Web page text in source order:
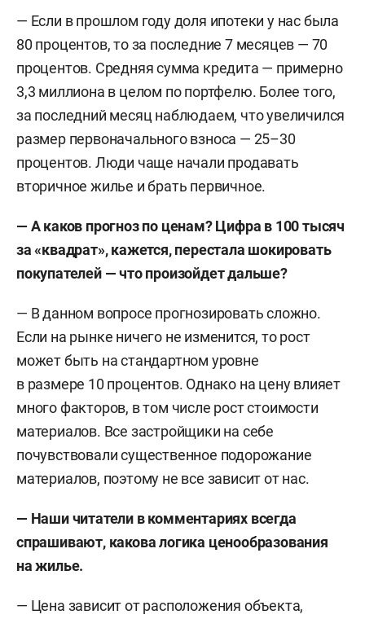
— Если в прошлом году доля ипотеки у нас была
80 процентов, то за последние 7 месяцев — 70
процентов. Средняя сумма кредита — примерно
3,3 миллиона в целом по портфелю. Более того,
за последний месяц наблюдаем, что увеличился
размер первоначального взноса — 25–30
процентов. Люди чаще начали продавать
вторичное жилье и брать первичное.
— А каков прогноз по ценам? Цифра в 100 тысяч
за «квадрат», кажется, перестала шокировать
покупателей — что произойдет дальше?
— В данном вопросе прогнозировать сложно.
Если на рынке ничего не изменится, то рост
может быть на стандартном уровне
в размере 10 процентов. Однако на цену влияет
много факторов, в том числе рост стоимости
материалов. Все застройщики на себе
почувствовали существенное подорожание
материалов, поэтому не все зависит от нас.
— Наши читатели в комментариях всегда
спрашивают, какова логика ценообразования
на жилье.
— Цена зависит от расположения объекта,